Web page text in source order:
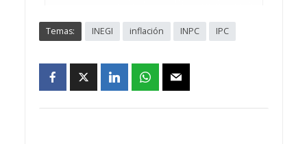
Temas: INEGI inflación INPC IPC